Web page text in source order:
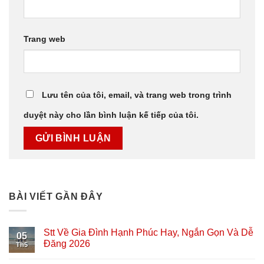
Trang web
Lưu tên của tôi, email, và trang web trong trình
duyệt này cho lần bình luận kế tiếp của tôi.
BÀI VIẾT GẦN ĐÂY
05
Th5
Stt Về Gia Đình Hạnh Phúc Hay, Ngắn Gọn Và Dễ
Đăng 2026